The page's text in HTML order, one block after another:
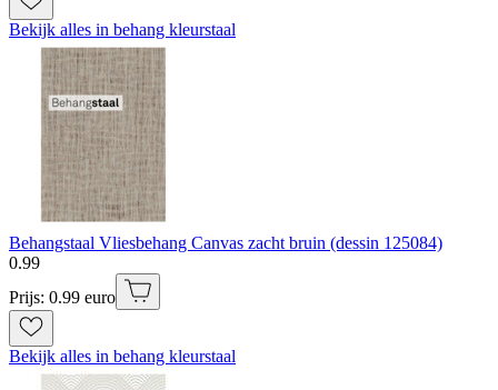
Bekijk alles in behang kleurstaal
Behangstaal Vliesbehang Canvas zacht bruin (dessin 125084)
0.99
Prijs: 0.99 euro
Bekijk alles in behang kleurstaal